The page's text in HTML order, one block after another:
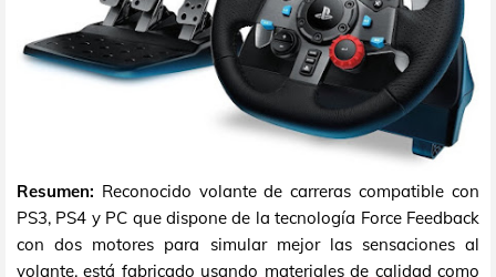
Resumen: Reconocido volante de carreras compatible con
PS3, PS4 y PC que dispone de la tecnología Force Feedback
con dos motores para simular mejor las sensaciones al
volante, está fabricado usando materiales de calidad como